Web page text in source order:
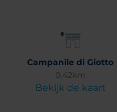
Campanile di Giotto
0.42km
Bekijk de kaart